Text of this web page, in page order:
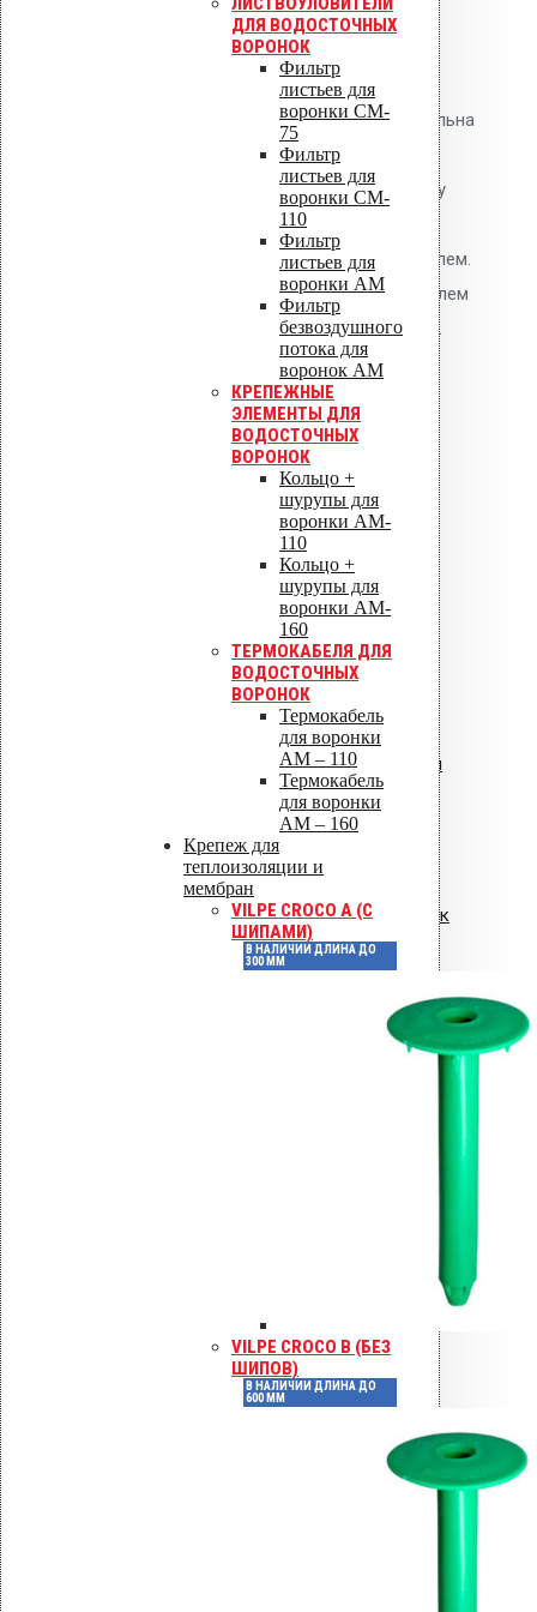
ДЛЯ ВОДОСТОЧНЫХ
ВОРОНОК
Фильтр
листьев для
воронки CM-
75
Фильтр
листьев для
воронки CM-
110
Фильтр
листьев для
воронки AM
Фильтр
безвоздушного
потока для
воронок AM
КРЕПЕЖНЫЕ
ЭЛЕМЕНТЫ ДЛЯ
ВОДОСТОЧНЫХ
ВОРОНОК
Кольцо +
шурупы для
воронки AM-
110
Кольцо +
шурупы для
воронки AM-
160
ТЕРМОКАБЕЛЯ ДЛЯ
ВОДОСТОЧНЫХ
ВОРОНОК
Термокабель
для воронки
AM – 110
Термокабель
для воронки
AM – 160
Крепеж для
теплоизоляции и
мембран
VILPE CROCO A (С
ШИПАМИ)
В НАЛИЧИИ ДЛИНА ДО
300 ММ
VILPE CROCO B (БЕЗ
ШИПОВ)
В НАЛИЧИИ ДЛИНА ДО
600 ММ
кровли
Применение
Установка дефлекторов обязательна
согласно СП 17.13330.2017 при
устройстве кровель по бетонному
основанию и при ремонте старых
кровель с увлажнённым утеплителем.
Для кровель с влажным утеплителем
количество увеличивается вдвое.
Нормативные
документы
СП 17.13330.2017.
Аэрируемая площадь 75
Артикул
Цвет Черный
Диаметр, мм
Материал изготовления Пластик
наличии
ограничений
Технические паспорта
Каталоги
Гарантия
Инструкция по монтажу VILPE RoofSeal
Инструкция: Vilpe Velco плиточный